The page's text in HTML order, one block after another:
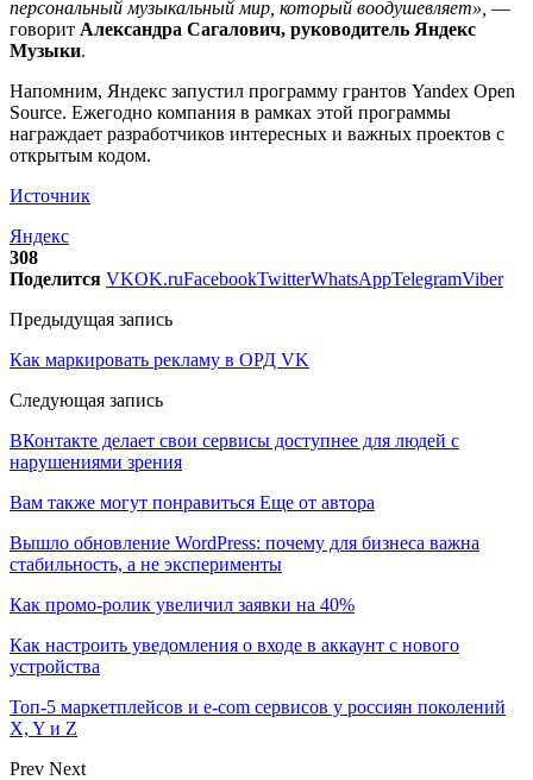
персональный музыкальный мир, который воодушевляет», —
говорит Александра Сагалович, руководитель Яндекс
Музыки.
Напомним, Яндекс запустил программу грантов Yandex Open
Source. Ежегодно компания в рамках этой программы
награждает разработчиков интересных и важных проектов с
открытым кодом.
Источник
Яндекс
308
Поделится VKOK.ruFacebookTwitterWhatsAppTelegramViber
Предыдущая запись
Как маркировать рекламу в ОРД VK
Следующая запись
ВКонтакте делает свои сервисы доступнее для людей с
нарушениями зрения
Вам также могут понравиться Еще от автора
Вышло обновление WordPress: почему для бизнеса важна
стабильность, а не эксперименты
Как промо-ролик увеличил заявки на 40%
Как настроить уведомления о входе в аккаунт с нового
устройства
Топ-5 маркетплейсов и e-com сервисов у россиян поколений
X, Y и Z
Prev Next